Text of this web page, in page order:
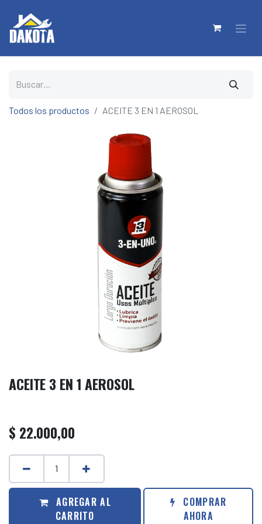
Todos los productos ACEITE 3 EN 1 AEROSOL
ACEITE 3 EN 1 AEROSOL
$ 22.000,00
AGREGAR AL
CARRITO
COMPRAR
AHORA